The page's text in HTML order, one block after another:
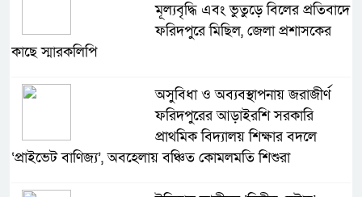
মূল্যবৃদ্ধি এবং ভুতুড়ে বিলের প্রতিবাদে
ফরিদপুরে মিছিল, জেলা প্রশাসকের
কাছে স্মারকলিপি
অসুবিধা ও অব্যবস্থাপনায় জরাজীর্ণ
ফরিদপুরের আড়াইরশি সরকারি
প্রাথমিক বিদ্যালয় শিক্ষার বদলে
‘প্রাইভেট বাণিজ্য’, অবহেলায় বঞ্চিত কোমলমতি শিশুরা